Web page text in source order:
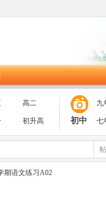
高二
初升高 初中
九
七
期语文练习A02